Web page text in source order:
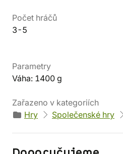
Počet hráčů
3-5
Parametry
Váha: 1400 g
Zařazeno v kategoriích
Hry
Společenské hry